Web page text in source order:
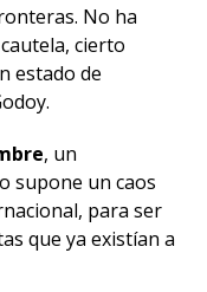
No ha
cierto
estado de
, un
supone un caos
para ser
que ya existían a